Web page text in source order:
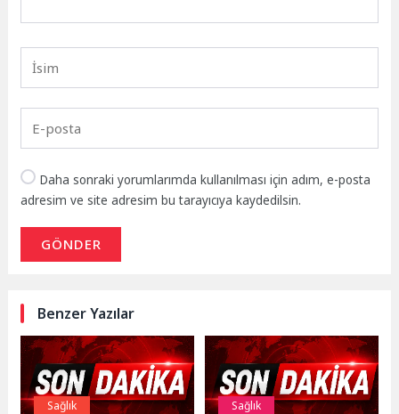
Daha sonraki yorumlarımda kullanılması için adım, e-posta
adresim ve site adresim bu tarayıcıya kaydedilsin.
GÖNDER
Benzer Yazılar
Sağlık Sağlık